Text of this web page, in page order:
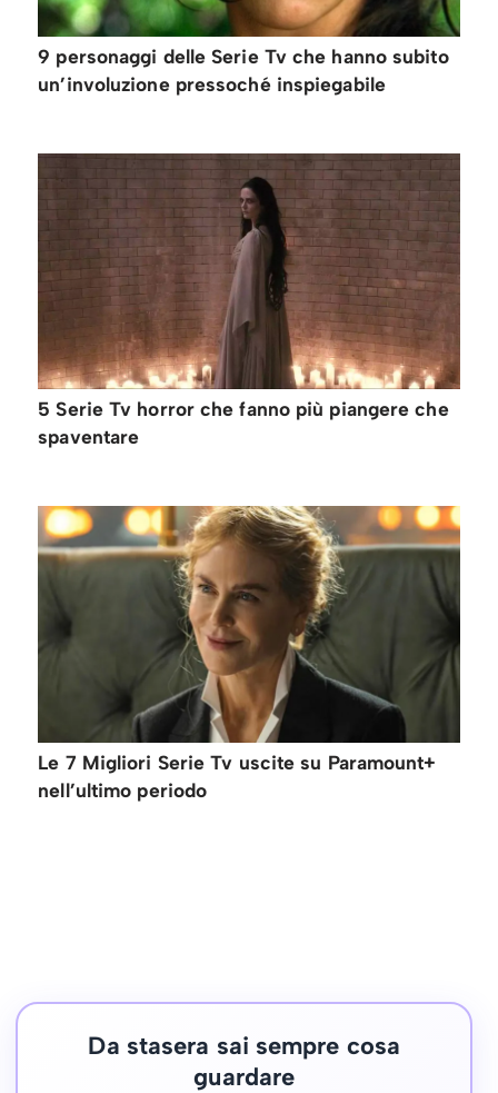
9 personaggi delle Serie Tv che hanno subito
un’involuzione pressoché inspiegabile
5 Serie Tv horror che fanno più piangere che
spaventare
Le 7 Migliori Serie Tv uscite su Paramount+
nell’ultimo periodo
Da stasera sai sempre cosa
guardare